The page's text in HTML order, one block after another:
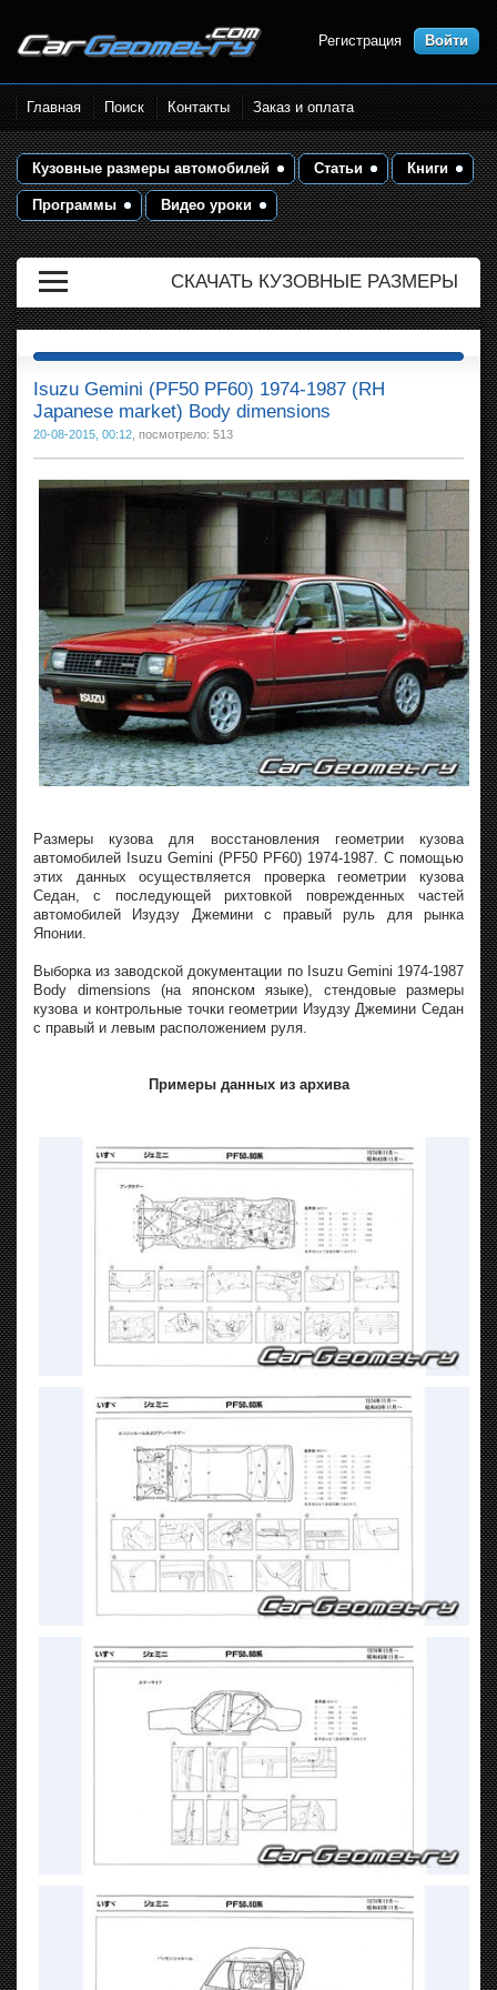
Размеры кузова автомобилей.
Контрольные точки и кузовные
размеры. Геометрия кузова
Регистрация Войти
Главная Поиск Контакты Заказ и оплата
Кузовные размеры автомобилей Статьи Книги
Программы Видео уроки
СКАЧАТЬ КУЗОВНЫЕ РАЗМЕРЫ
Isuzu Gemini (PF50 PF60) 1974-1987 (RH
Japanese market) Body dimensions
20-08-2015, 00:12 , посмотрело: 513
Размеры кузова для восстановления геометрии кузова
автомобилей Isuzu Gemini (PF50 PF60) 1974-1987. С помощью
этих данных осуществляется проверка геометрии кузова
Седан, с последующей рихтовкой поврежденных частей
автомобилей Изудзу Джемини с правый руль для рынка
Японии.
Выборка из заводской документации по Isuzu Gemini 1974-1987
Body dimensions (на японском языке), стендовые размеры
кузова и контрольные точки геометрии Изудзу Джемини Седан
с правый и левым расположением руля.
Примеры данных из архива